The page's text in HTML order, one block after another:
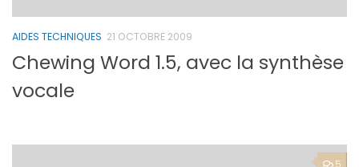
AIDES TECHNIQUES 21 OCTOBRE 2009
Chewing Word 1.5, avec la synthèse
vocale
5